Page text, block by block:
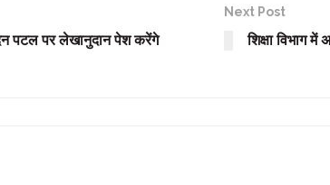
पटल पर लेखानुदान पेश करेंगे
Next Post
शिक्षा विभाग